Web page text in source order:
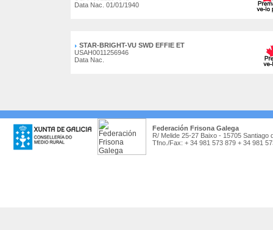
Data Nac. 01/01/1940
STAR-BRIGHT-VU SWD EFFIE ET
USAH0011256946
Data Nac.
Federación Frisona Galega
R/ Melide 25-27 Baixo - 15705 Santiago
Tfno./Fax: + 34 981 573 879 + 34 981